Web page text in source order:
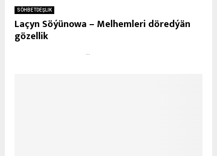
SÖHBETDEŞLIK
Laçyn Söýünowa – Melhemleri döredýän
gözellik